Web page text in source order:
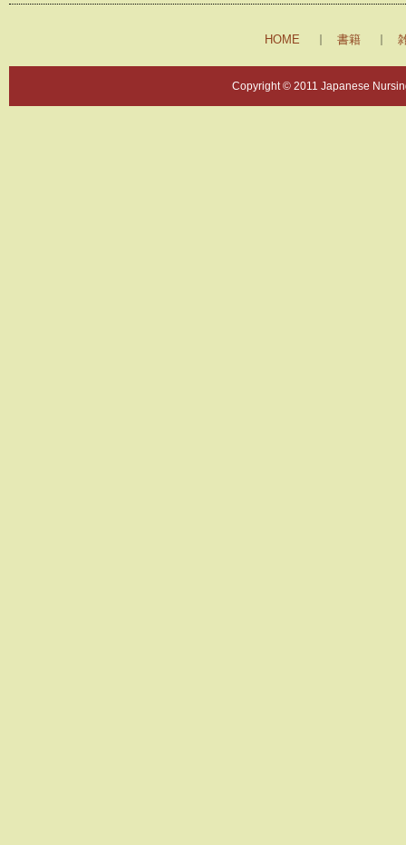
HOME 書籍
Copyright © 2011 Japanese